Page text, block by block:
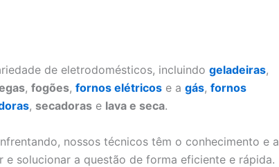
de eletrodomésticos, incluindo geladeiras,
, fogões, fornos elétricos e a gás, fornos
, secadoras e lava e seca.
nossos técnicos têm o conhecimento e a
e solucionar a questão de forma eficiente e rápida.